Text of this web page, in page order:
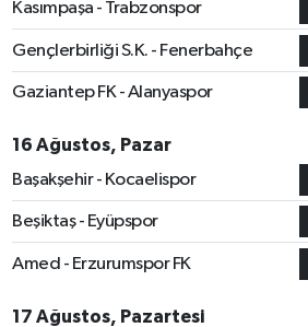
Kasımpaşa - Trabzonspor
Gençlerbirliği S.K. - Fenerbahçe
Gaziantep FK - Alanyaspor
16 Ağustos, Pazar
Başakşehir - Kocaelispor
Beşiktaş - Eyüpspor
Amed - Erzurumspor FK
17 Ağustos, Pazartesi